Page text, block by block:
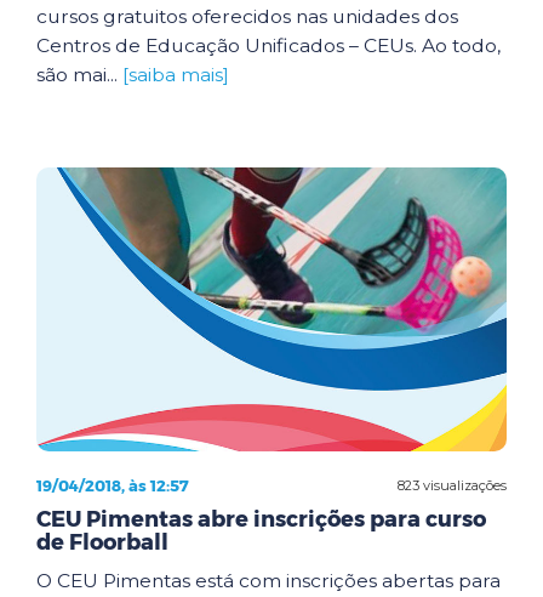
cursos gratuitos oferecidos nas unidades dos
Centros de Educação Unificados – CEUs. Ao todo,
são mai... [saiba mais]
823 visualizações
19/04/2018, às 12:57
CEU Pimentas abre inscrições para curso
de Floorball
O CEU Pimentas está com inscrições abertas para